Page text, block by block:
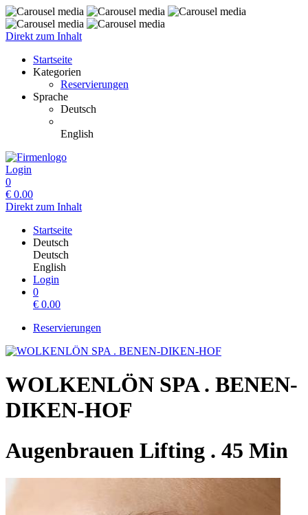
Direkt zum Inhalt
Startseite
Kategorien
Reservierungen
Sprache
Deutsch
English
Login
0
€ 0.00
Direkt zum Inhalt
Startseite
Deutsch
Deutsch
English
Login
0
€ 0.00
Reservierungen
WOLKENLÖN SPA . BENEN-
DIKEN-HOF
Augenbrauen Lifting . 45 Min